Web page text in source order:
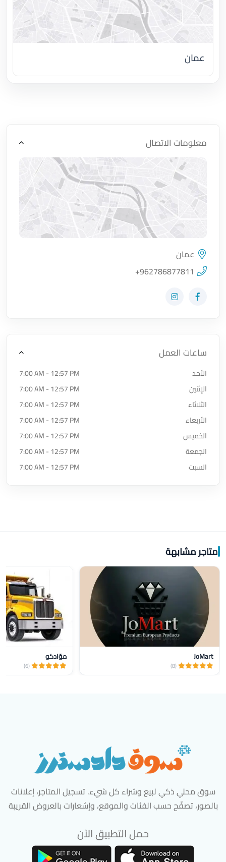
عمان
معلومات الاتصال
اضغط لتحميل الموقع
عمان
+962786877811
زيارة حساب المتجر على Facebook-f
زيارة حساب المتجر على Instagram
ساعات العمل
الأحد
7:00 AM - 12:57 PM
الإثنين
7:00 AM - 12:57 PM
الثلاثاء
7:00 AM - 12:57 PM
الأربعاء
7:00 AM - 12:57 PM
الخميس
7:00 AM - 12:57 PM
الجمعة
7:00 AM - 12:57 PM
السبت
7:00 AM - 12:57 PM
متاجر مشابهة
JoMart
(8)
موّادكو
(6)
سوق محلي ذكي لبيع وشراء كل شيء. تسجيل المتاجر، إعلانات
بالصور، تصفّح حسب الفئات والموقع، وإشعارات بالعروض القريبة
حمل التطبيق الآن